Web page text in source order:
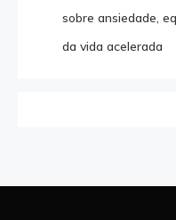
sobre ansiedade,
da vida acelerada